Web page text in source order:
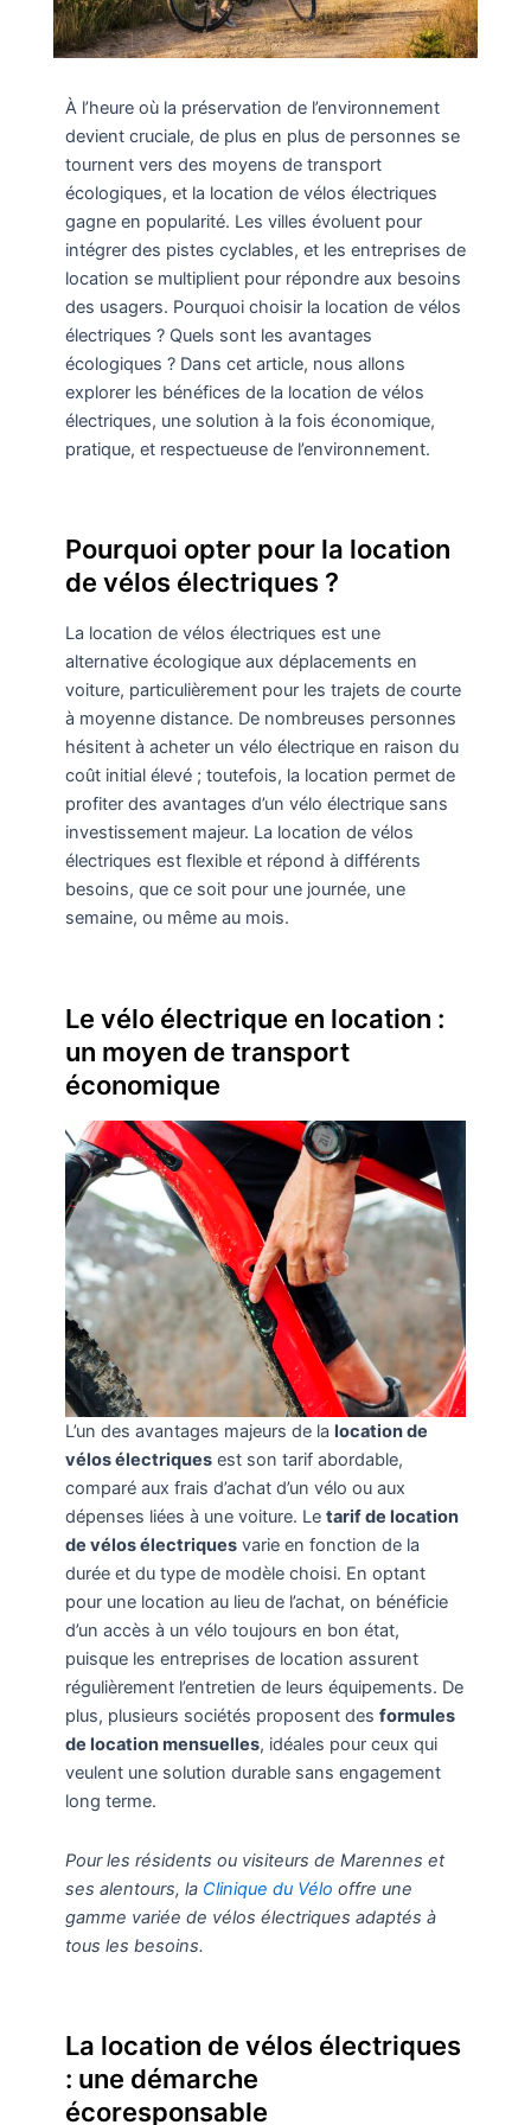
À l’heure où la préservation de l’environnement
devient cruciale, de plus en plus de personnes se
tournent vers des moyens de transport
écologiques, et la location de vélos électriques
gagne en popularité. Les villes évoluent pour
intégrer des pistes cyclables, et les entreprises de
location se multiplient pour répondre aux besoins
des usagers. Pourquoi choisir la location de vélos
électriques ? Quels sont les avantages
écologiques ? Dans cet article, nous allons
explorer les bénéfices de la location de vélos
électriques, une solution à la fois économique,
pratique, et respectueuse de l’environnement.
Pourquoi opter pour la location
de vélos électriques ?
La location de vélos électriques est une
alternative écologique aux déplacements en
voiture, particulièrement pour les trajets de courte
à moyenne distance. De nombreuses personnes
hésitent à acheter un vélo électrique en raison du
coût initial élevé ; toutefois, la location permet de
profiter des avantages d’un vélo électrique sans
investissement majeur. La location de vélos
électriques est flexible et répond à différents
besoins, que ce soit pour une journée, une
semaine, ou même au mois.
Le vélo électrique en location :
un moyen de transport
économique
L’un des avantages majeurs de la location de
vélos électriquesest son tarif abordable,
comparé aux frais d’achat d’un vélo ou aux
dépenses liées à une voiture. Le tarif de location
de vélos électriquesvarie en fonction de la
durée et du type de modèle choisi. En optant
pour une location au lieu de l’achat, on bénéficie
d’un accès à un vélo toujours en bon état,
puisque les entreprises de location assurent
régulièrement l’entretien de leurs équipements. De
plus, plusieurs sociétés proposent des formules
de location mensuelles, idéales pour ceux qui
veulent une solution durable sans engagement
long terme.
Pour les résidents ou visiteurs de Marennes et
ses alentours, la Clinique du Vélo offre une
gamme variée de vélos électriques adaptés à
tous les besoins.
La location de vélos électriques
: une démarche
écoresponsable